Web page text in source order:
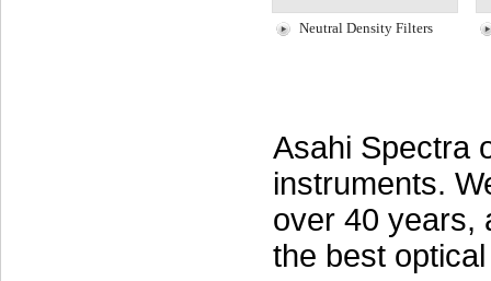
Neutral Density Filters
Asahi Spectra
instruments.
over 40 years,
the best